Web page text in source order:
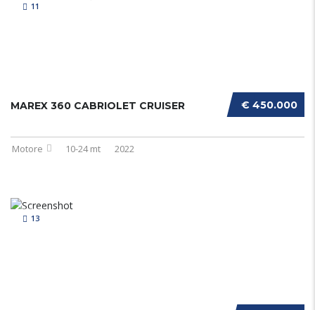
11
€ 450.000
MAREX 360 CABRIOLET CRUISER
Motore 10-24 mt 2022
13